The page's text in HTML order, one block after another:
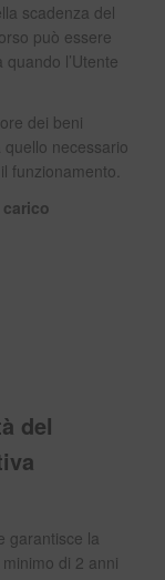
scadenza del
può essere
l’Utente
dei beni
necessario
funzionamento.
del
garantisce la
di 2 anni